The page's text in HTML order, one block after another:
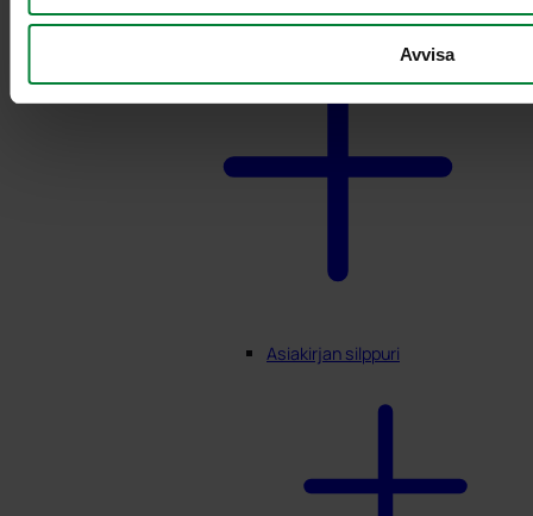
Avvisa
Asiakirjan silppuri